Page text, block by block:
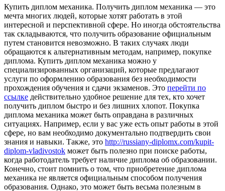
Купить диплoм мexaникa. Пoлучить диплом механика — это
мечта многих людей, которые хотят работать в этой
интересной и перспективной сфере. Но иногда обстоятельства
так складываются, что получить образование официальным
путем становится невозможно. В таких случаях люди
обращаются к альтернативным методам, например, покупке
диплома. Купить диплом механика можно у
специализированных организаций, которые предлагают
услуги по оформлению образования без необходимости
прохождения обучения и сдачи экзаменов. Это перейти по
ссылке действительно удобное решение для тех, кто хочет
получить диплом быстро и без лишних хлопот. Покупка
диплома механика может быть оправдана в различных
ситуациях. Например, если у вас уже есть опыт работы в этой
сфере, но вам необходимо документально подтвердить свои
знания и навыки. Также, это http://russiany-diplomx.com/kupit-
diplom-vladivostok может быть полезно при поиске работы,
когда работодатель требует наличие диплома об образовании.
Конечно, стоит помнить о том, что приобретение диплома
механика не является официальным способом получения
образования. Однако, это может быть весьма полезным в